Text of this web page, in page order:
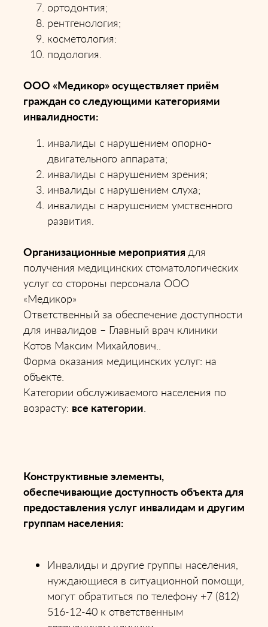
ортодонтия;
рентгенология;
косметология:
подология.
ООО «Медикор» осуществляет приём
граждан со следующими категориями
инвалидности:
инвалиды с нарушением опорно-
двигательного аппарата;
инвалиды с нарушением зрения;
инвалиды с нарушением слуха;
инвалиды с нарушением умственного
развития.
Организационные мероприятия для
получения медицинских стоматологических
услуг со стороны персонала ООО
«Медикор»
Ответственный за обеспечение доступности
для инвалидов – Главный врач клиники
Котов Максим Михайлович..
Форма оказания медицинских услуг: на
объекте.
Категории обслуживаемого населения по
возрасту: все категории
Конструктивные элементы,
обеспечивающие доступность объекта для
предоставления услуг инвалидам и другим
группам населения:
Инвалиды и другие группы населения,
нуждающиеся в ситуационной помощи,
могут обратиться по телефону +7 (812)
516-12-40 к ответственным